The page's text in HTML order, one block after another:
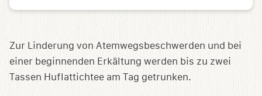
Zur Linderung von Atemwegsbeschwerden und bei
einer beginnenden Erkältung werden bis zu zwei
Tassen Huflattichtee am Tag getrunken.